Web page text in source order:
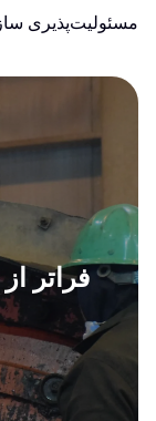
مسئولیت‌پذیری
فراتر